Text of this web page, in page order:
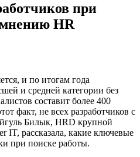
при
HR
и по итогам года
и средней категории без
составит более 400
факт, не всех разработчиков с
Билык, HRD крупной
IT, рассказала, какие ключевые
при поиске работы.